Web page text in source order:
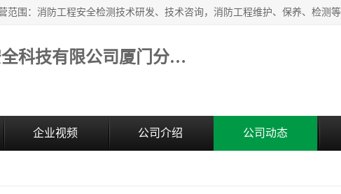
福建和天源消防安全科技有限公司厦门分公司
企业视频 公司介绍 公司动态